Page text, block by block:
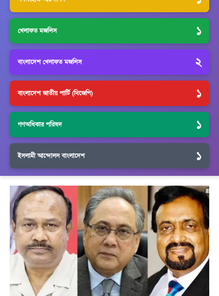
খেলাফত মজলিস ১
বাংলাদেশ খেলাফত মজলিস ২
বাংলাদেশ জাতীয় পার্টি (বিজেপি) ১
গণঅধিকার পরিষদ ১
ইসলামী আন্দোলন বাংলাদেশ ১